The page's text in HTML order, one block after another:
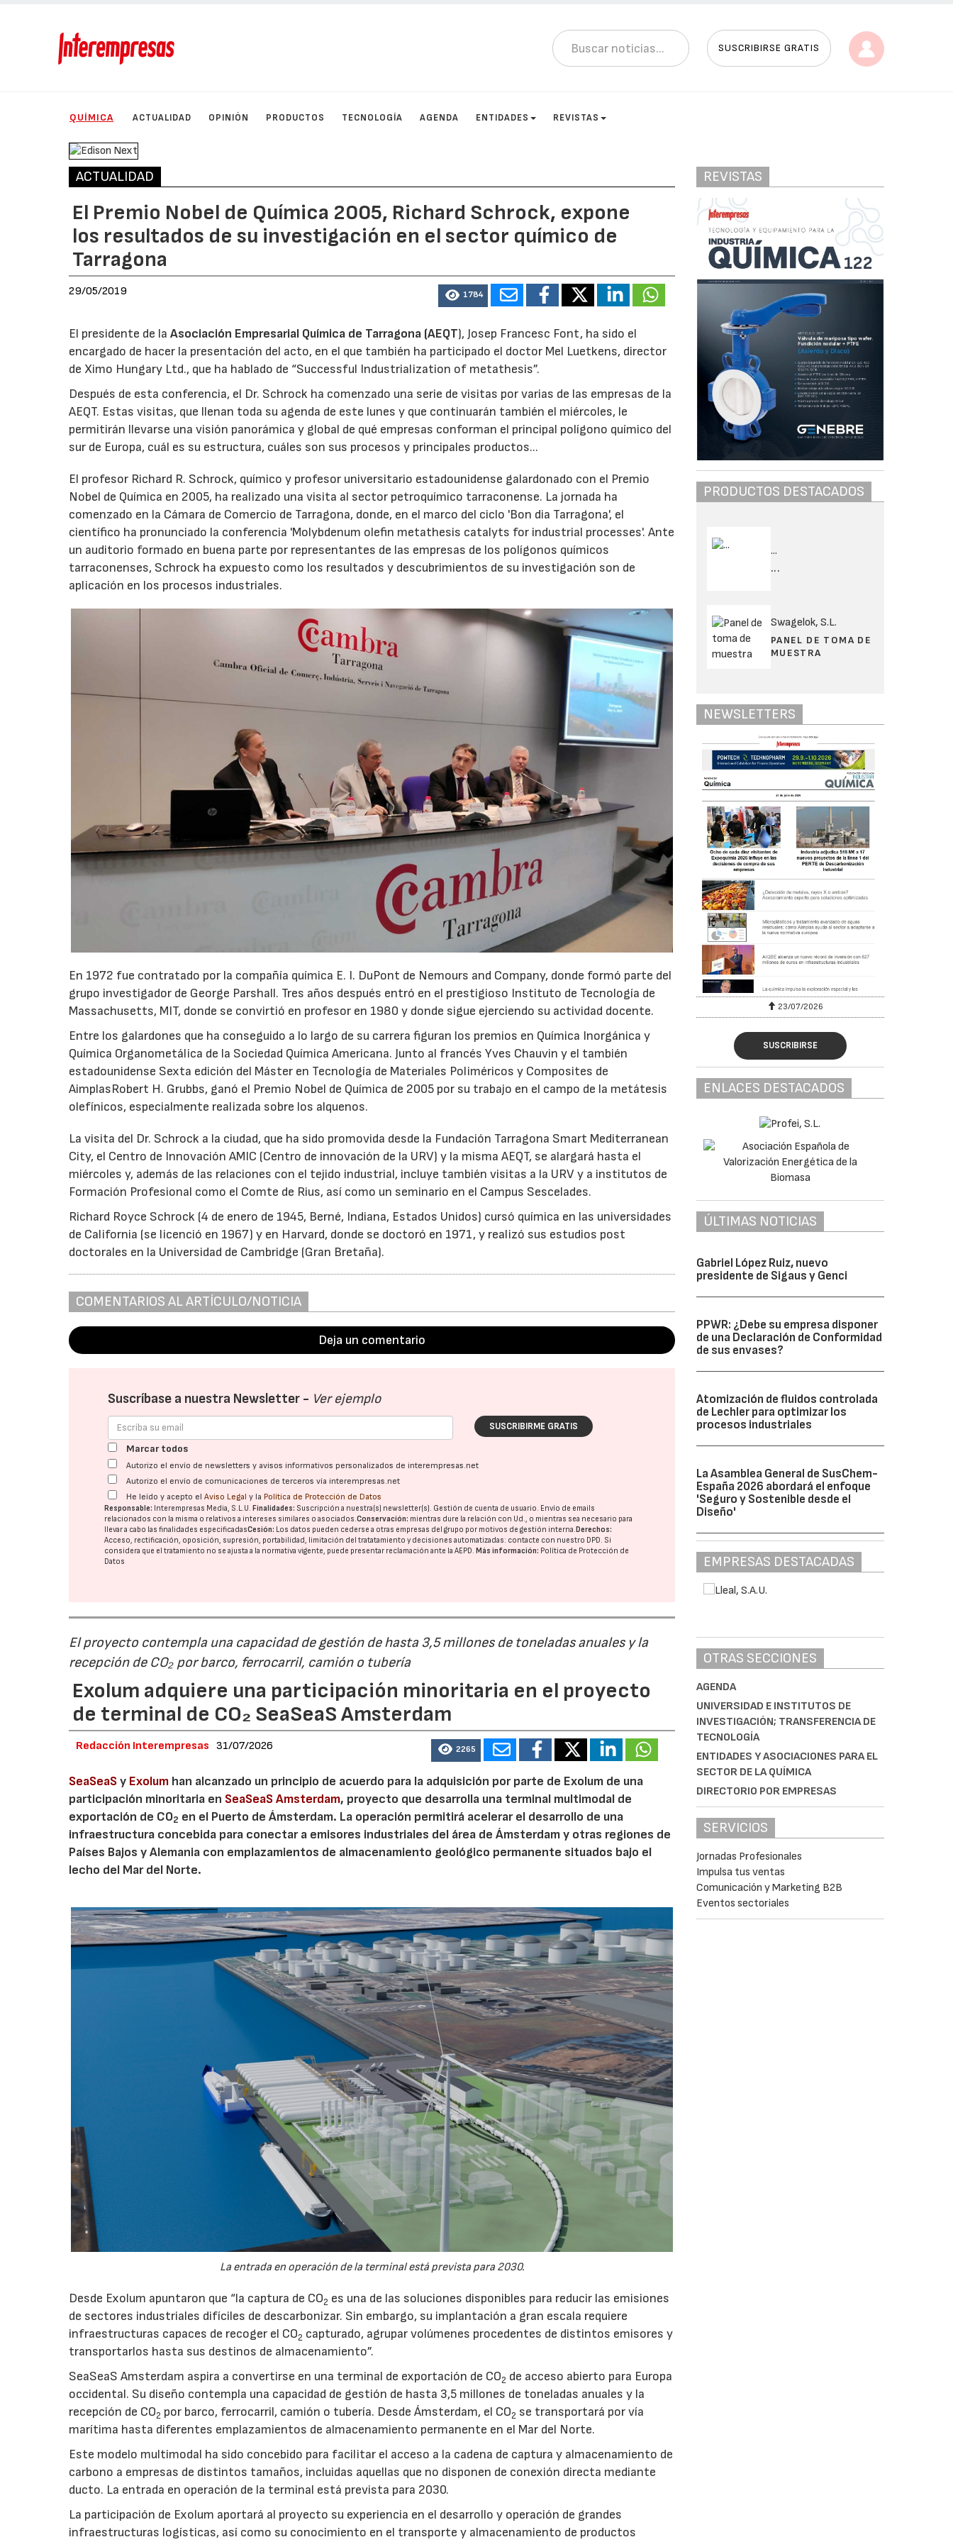
SUSCRIBIRSE GRATIS
QUÍMICA ACTUALIDAD OPINIÓN PRODUCTOS TECNOLOGÍA AGENDA ENTIDADES REVISTAS
ACTUALIDAD
El Premio Nobel de Química 2005, Richard Schrock, expone
los resultados de su investigación en el sector químico de
Tarragona
29/05/2019 1784
El presidente de laAsociación Empresarial Química de Tarragona (AEQT), Josep Francesc Font, ha sido el
encargado de hacer la presentación del acto, en el que también ha participado el doctor Mel Luetkens, director
de Ximo Hungary Ltd., que ha hablado de “Successful Industrialization of metathesis”.
Después de esta conferencia, el Dr. Schrock ha comenzado una serie de visitas por varias de las empresas de la
AEQT. Estas visitas, que llenan toda su agenda de este lunes y que continuarán también el miércoles, le
permitirán llevarse una visión panorámica y global de qué empresas conforman el principal polígono químico del
sur de Europa, cuál es su estructura, cuáles son sus procesos y principales productos...
El profesor Richard R. Schrock, químico y profesor universitario estadounidense galardonado con el Premio
Nobel de Química en 2005, ha realizado una visita al sector petroquímico tarraconense. La jornada ha
comenzado en la Cámara de Comercio de Tarragona, donde, en el marco del ciclo 'Bon dia Tarragona', el
científico ha pronunciado la conferencia 'Molybdenum olefin metathesis catalyts for industrial processes'. Ante
un auditorio formado en buena parte por representantes de las empresas de los polígonos químicos
tarraconenses, Schrock ha expuesto como los resultados y descubrimientos de su investigación son de
aplicación en los procesos industriales.
En 1972 fue contratado por la compañía química E. I. DuPont de Nemours and Company, donde formó parte del
grupo investigador de George Parshall. Tres años después entró en el prestigioso Instituto de Tecnología de
Massachusetts, MIT, donde se convirtió en profesor en 1980 y donde sigue ejerciendo su actividad docente.
Entre los galardones que ha conseguido a lo largo de su carrera figuran los premios en Química Inorgánica y
Química Organometálica de la Sociedad Química Americana. Junto al francés Yves Chauvin y el también
estadounidense Sexta edición del Máster en Tecnología de Materiales Poliméricos y Composites de
AimplasRobert H. Grubbs, ganó el Premio Nobel de Química de 2005 por su trabajo en el campo de la metátesis
olefínicos, especialmente realizada sobre los alquenos.
La visita del Dr. Schrock a la ciudad, que ha sido promovida desde la Fundación Tarragona Smart Mediterranean
City, el Centro de Innovación AMIC (Centro de innovación de la URV) y la misma AEQT, se alargará hasta el
miércoles y, además de las relaciones con el tejido industrial, incluye también visitas a la URV y a institutos de
Formación Profesional como el Comte de Rius, así como un seminario en el Campus Sescelades.
Richard Royce Schrock (4 de enero de 1945, Berné, Indiana, Estados Unidos) cursó química en las universidades
de California (se licenció en 1967) y en Harvard, donde se doctoró en 1971, y realizó sus estudios post
doctorales en la Universidad de Cambridge (Gran Bretaña).
COMENTARIOS AL ARTÍCULO/NOTICIA
Deja un comentario
Suscríbase a nuestra Newsletter - Ver ejemplo
SUSCRIBIRME GRATIS
Marcar todos
Autorizo el envío de newsletters y avisos informativos personalizados de interempresas.net
Autorizo el envío de comunicaciones de terceros vía interempresas.net
He leído y acepto elAviso Legal y la Política de Protección de Datos
Responsable: Interempresas Media, S.L.U.Finalidades: Suscripción a nuestra(s) newsletter(s). Gestión de cuenta de usuario. Envío de emails
relacionados con la misma o relativos a intereses similares o asociados.Conservación: mientras dure la relación con Ud., o mientras sea necesario para
llevar a cabo las finalidades especificadasCesión: Los datos pueden cederse a otras empresas del grupo por motivos de gestión interna.Derechos:
Acceso, rectificación, oposición, supresión, portabilidad, limitación del tratatamiento y decisiones automatizadas: contacte con nuestro DPD. Si
considera que el tratamiento no se ajusta a la normativa vigente, puede presentar reclamación ante laAEPD.Más información: Política de Protección de
Datos
El proyecto contempla una capacidad de gestión de hasta 3,5 millones de toneladas anuales y la
recepción de CO₂ por barco, ferrocarril, camión o tubería
Exolum adquiere una participación minoritaria en el proyecto
de terminal de CO₂ SeaSeaS Amsterdam
Redacción Interempresas 31/07/2026 2265
SeaSeaSy Exolum han alcanzado un principio de acuerdo para la adquisición por parte de Exolum de una
participación minoritaria en SeaSeaS Amsterdam, proyecto que desarrolla una terminal multimodal de
exportación de CO2 en el Puerto de Ámsterdam. La operación permitirá acelerar el desarrollo de una
infraestructura concebida para conectar a emisores industriales del área de Ámsterdam y otras regiones de
Países Bajos y Alemania con emplazamientos de almacenamiento geológico permanente situados bajo el
lecho del Mar del Norte.
La entrada en operación de la terminal está prevista para 2030.
Desde Exolum apuntaron que “la captura de CO2 es una de las soluciones disponibles para reducir las emisiones
de sectores industriales difíciles de descarbonizar. Sin embargo, su implantación a gran escala requiere
infraestructuras capaces de recoger el CO2 capturado, agrupar volúmenes procedentes de distintos emisores y
transportarlos hasta sus destinos de almacenamiento”.
SeaSeaS Amsterdam aspira a convertirse en una terminal de exportación de CO2 de acceso abierto para Europa
occidental. Su diseño contempla una capacidad de gestión de hasta 3,5 millones de toneladas anuales y la
recepción de CO2 por barco, ferrocarril, camión o tubería. Desde Ámsterdam, el CO2 se transportará por vía
marítima hasta diferentes emplazamientos de almacenamiento permanente en el Mar del Norte.
Este modelo multimodal ha sido concebido para facilitar el acceso a la cadena de captura y almacenamiento de
carbono a empresas de distintos tamaños, incluidas aquellas que no disponen de conexión directa mediante
ducto. La entrada en operación de la terminal está prevista para 2030.
La participación de Exolum aportará al proyecto su experiencia en el desarrollo y operación de grandes
infraestructuras logísticas, así como su conocimiento en el transporte y almacenamiento de productos
REVISTAS
PRODUCTOS DESTACADOS
...
...
Swagelok, S.L.
PANEL DE TOMA DE
MUESTRA
NEWSLETTERS
23/07/2026 30/07/2026 23/07/2026
SUSCRIBIRSE
ENLACES DESTACADOS
ÚLTIMAS NOTICIAS
Gabriel López Ruiz, nuevo
presidente de Sigaus y Genci
PPWR: ¿Debe su empresa disponer
de una Declaración de Conformidad
de sus envases?
Atomización de fluidos controlada
de Lechler para optimizar los
procesos industriales
La Asamblea General de SusChem-
España 2026 abordará el enfoque
'Seguro y Sostenible desde el
Diseño'
EMPRESAS DESTACADAS
OTRAS SECCIONES
AGENDA
UNIVERSIDAD E INSTITUTOS DE
INVESTIGACIÓN; TRANSFERENCIA DE
TECNOLOGÍA
ENTIDADES Y ASOCIACIONES PARA EL
SECTOR DE LA QUÍMICA
DIRECTORIO POR EMPRESAS
SERVICIOS
Jornadas Profesionales
Impulsa tus ventas
Comunicación y Marketing B2B
Eventos sectoriales